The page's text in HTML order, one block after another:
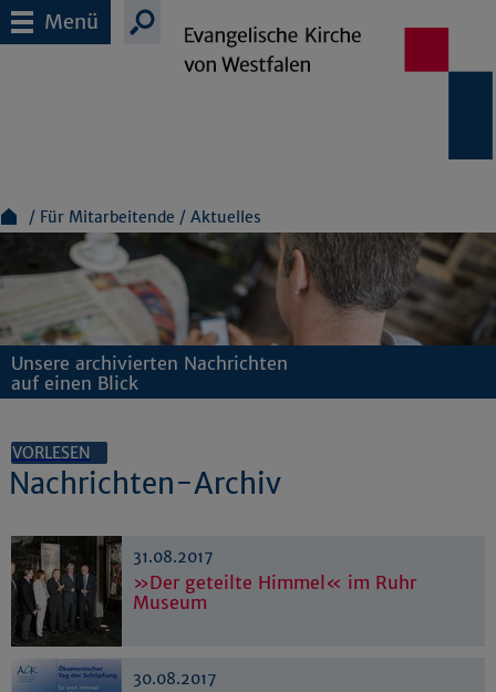
Menü
Für Mitarbeitende Aktuelles
Unsere archivierten Nachrichten
auf einen Blick
VORLESEN
Nachrichten-Archiv
31.08.2017
»Der geteilte Himmel« im Ruhr
Museum
30.08.2017